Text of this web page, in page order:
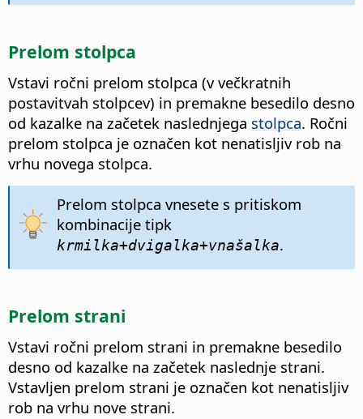
Prelom stolpca
Vstavi ročni prelom stolpca (v večkratnih
postavitvah stolpcev) in premakne besedilo desno
od kazalke na začetek naslednjega stolpca. Ročni
prelom stolpca je označen kot nenatisljiv rob na
vrhu novega stolpca.
Prelom stolpca vnesete s pritiskom
kombinacije tipk
krmilka+dvigalka+vnašalka.
Prelom strani
Vstavi ročni prelom strani in premakne besedilo
desno od kazalke na začetek naslednje strani.
Vstavljen prelom strani je označen kot nenatisljiv
rob na vrhu nove strani.